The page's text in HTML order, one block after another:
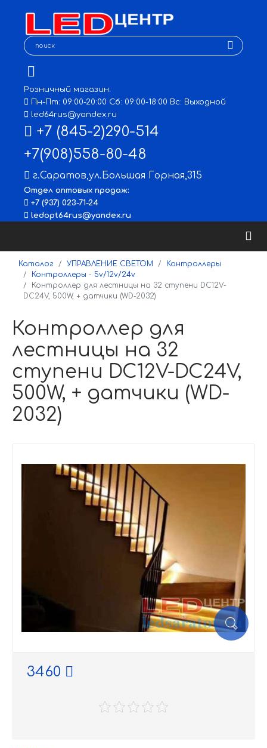
Розничный магазин:
Пн-Пт: 09:00-20:00 Сб: 09:00-18:00 Вс: Выходной
led64rus@yandex.ru
+7 (845-2)290-514
+7(908)558-80-48
г.Саратов,ул.Большая Горная,315
Отдел оптовых продаж:
+7 (937) 023-71-24
ledopt64rus@yandex.ru
Каталог УПРАВЛЕНИЕ СВЕТОМ
Контроллеры
Контроллеры - 5v/12v/24v
Контроллер для лестницы на 32 ступени DC12V-
DC24V, 500W, + датчики (WD-2032)
Контроллер для
лестницы на 32
ступени DC12V-DC24V,
500W, + датчики (WD-
2032)
3460